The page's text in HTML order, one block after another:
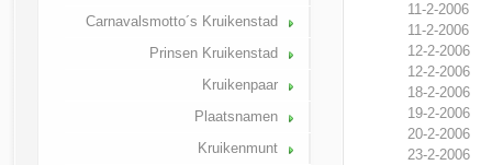
Carnavalsmotto´s Kruikenstad
Prinsen Kruikenstad
Kruikenpaar
Plaatsnamen
Kruikenmunt
11-2-2006
11-2-2006
12-2-2006
12-2-2006
18-2-2006
19-2-2006
20-2-2006
23-2-2006